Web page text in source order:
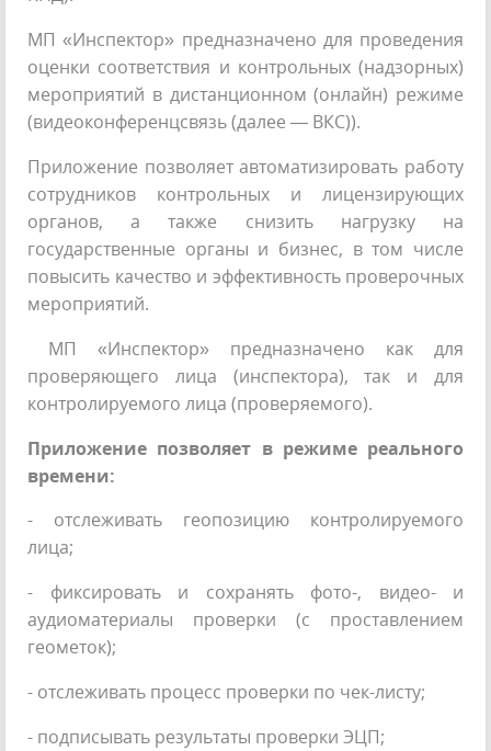
МП «Инспектор» предназначено для проведения
оценки соответствия и контрольных (надзорных)
мероприятий в дистанционном (онлайн) режиме
(видеоконференцсвязь (далее — ВКС)).
Приложение позволяет автоматизировать работу
сотрудников контрольных и лицензирующих
органов, а также снизить нагрузку на
государственные органы и бизнес, в том числе
повысить качество и эффективность проверочных
мероприятий.
МП «Инспектор» предназначено как для
проверяющего лица (инспектора), так и для
контролируемого лица (проверяемого).
Приложение позволяет в режиме реального
времени:
- отслеживать геопозицию контролируемого
лица;
- фиксировать и сохранять фото-, видео- и
аудиоматериалы проверки (с проставлением
геометок);
- отслеживать процесс проверки по чек-листу;
- подписывать результаты проверки ЭЦП;